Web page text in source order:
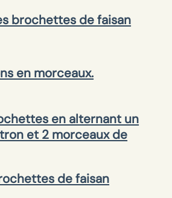
brochettes de faisan
en morceaux.
en alternant un
et 2 morceaux de
de faisan